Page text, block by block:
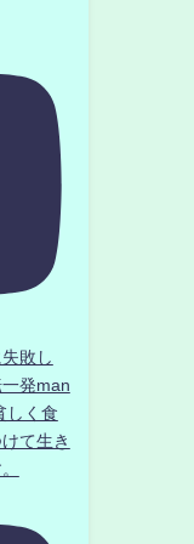
敗し
発man
しく食
て生き